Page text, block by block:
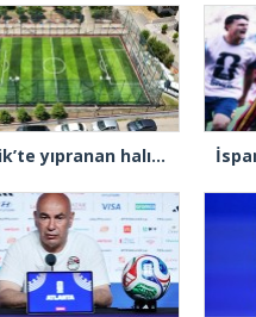
Pendik’te yıpranan halı sahaları yenileniyor